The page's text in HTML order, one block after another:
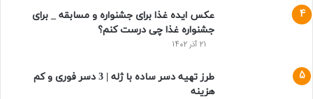
عکس ایده غذا برای جشنواره و مسابقه _ برای
جشنواره غذا چی درست کنم؟
21 آذر 1402
طرز تهیه دسر ساده با ژله | 3 دسر فوری و کم
هزینه